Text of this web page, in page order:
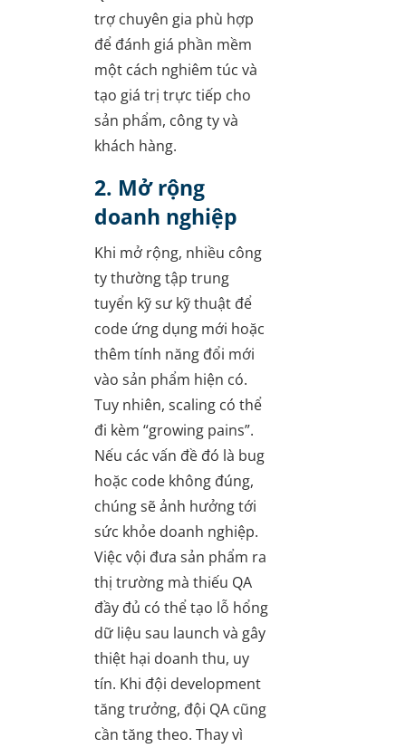
trợ chuyên gia phù hợp
để đánh giá phần mềm
một cách nghiêm túc và
tạo giá trị trực tiếp cho
sản phẩm, công ty và
khách hàng.
2. Mở rộng
doanh nghiệp
Khi mở rộng, nhiều công
ty thường tập trung
tuyển kỹ sư kỹ thuật để
code ứng dụng mới hoặc
thêm tính năng đổi mới
vào sản phẩm hiện có.
Tuy nhiên, scaling có thể
đi kèm “growing pains”.
Nếu các vấn đề đó là bug
hoặc code không đúng,
chúng sẽ ảnh hưởng tới
sức khỏe doanh nghiệp.
Việc vội đưa sản phẩm ra
thị trường mà thiếu QA
đầy đủ có thể tạo lỗ hổng
dữ liệu sau launch và gây
thiệt hại doanh thu, uy
tín. Khi đội development
tăng trưởng, đội QA cũng
cần tăng theo. Thay vì